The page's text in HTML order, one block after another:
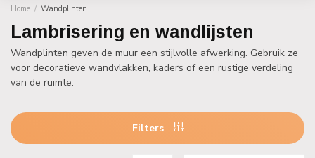
Home / Wandplinten
Lambrisering en wandlijsten
Wandplinten geven de muur een stijlvolle afwerking. Gebruik ze
voor decoratieve wandvlakken, kaders of een rustige verdeling
van de ruimte.
Filters